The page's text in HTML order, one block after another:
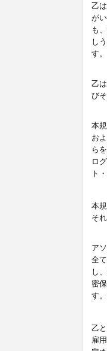
乙
が
も
し
す。
乙
び
本
お
ら
ロ
ト
本
そ
ア
全
し
密
す
乙
雇